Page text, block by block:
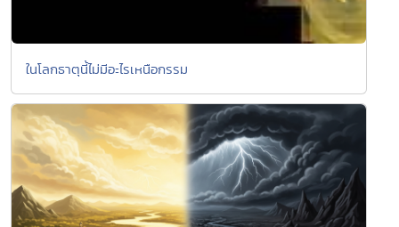
ในโลกธาตุนี้ไม่มีอะไรเหนือกรรม